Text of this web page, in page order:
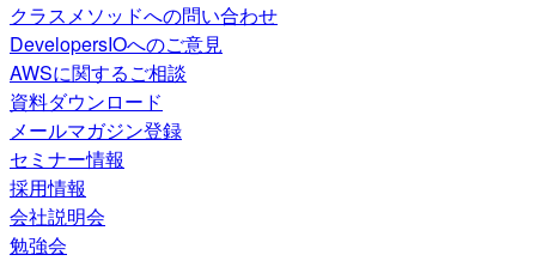
クラスメソッドへの問い合わせ
DevelopersIOへのご意見
AWSに関するご相談
資料ダウンロード
メールマガジン登録
セミナー情報
採用情報
会社説明会
勉強会